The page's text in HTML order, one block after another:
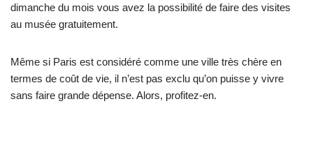
dimanche du mois vous avez la possibilité de faire des visites
au musée gratuitement.
Même si Paris est considéré comme une ville très chère en
termes de coût de vie, il n’est pas exclu qu’on puisse y vivre
sans faire grande dépense. Alors, profitez-en.